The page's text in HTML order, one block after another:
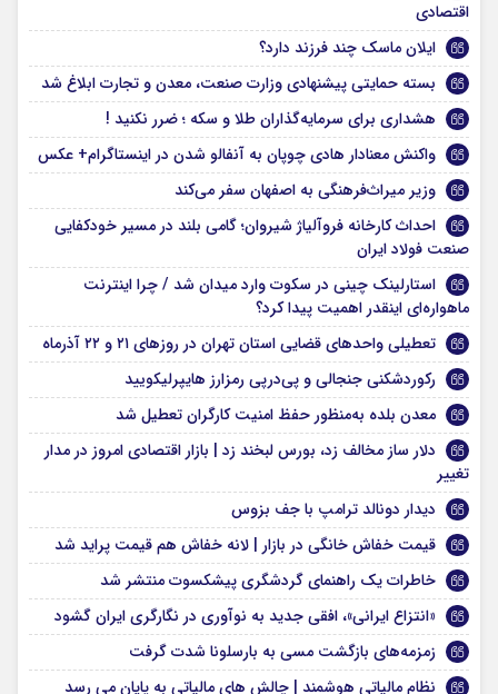
اقتصادی
ایلان ماسک چند فرزند دارد؟
بسته حمایتی پیشنهادی وزارت صنعت، معدن و تجارت ابلاغ شد
هشداری برای سرمایه‌گذاران طلا و سکه ؛ ضرر نکنید !
واکنش معنادار هادی چوپان به آنفالو شدن در اینستاگرام+ عکس
وزیر میراث‌فرهنگی به اصفهان سفر می‌کند
احداث کارخانه فروآلیاژ شیروان؛ گامی بلند در مسیر خودکفایی
صنعت فولاد ایران
استارلینک چینی در سکوت وارد میدان شد / چرا اینترنت
ماهواره‌ای اینقدر اهمیت پیدا کرد؟
تعطیلی واحدهای قضایی استان تهران در روزهای ۲۱ و ۲۲ آذرماه
رکوردشکنی جنجالی و پی‌در‌پی رمزارز هایپرلیکویید
معدن بلده به‌منظور حفظ امنیت کارگران تعطیل شد
دلار ساز مخالف زد، بورس لبخند زد | بازار اقتصادی امروز در مدار
تغییر
دیدار دونالد ترامپ با جف بزوس
قیمت خفاش خانگی در بازار | لانه خفاش هم قیمت پراید شد
خاطرات یک راهنمای گردشگری پیشکسوت منتشر شد
«انتزاع ایرانی»، افقی جدید به نوآوری در نگارگری ایران گشود
زمزمه‌های بازگشت مسی به بارسلونا شدت گرفت
نظام مالیاتی هوشمند | چالش‌ های مالیاتی به پایان می‌ رسد